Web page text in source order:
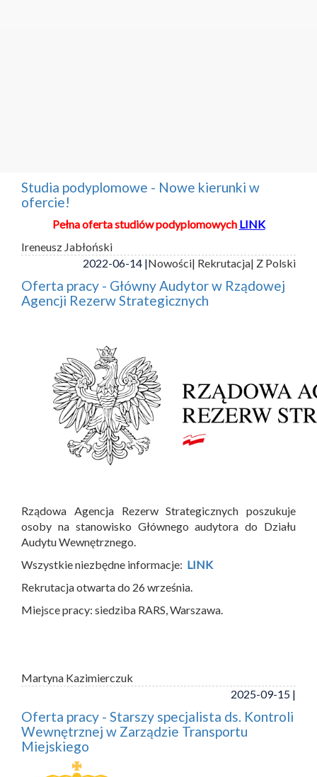
Studia podyplomowe - Nowe kierunki w
ofercie!
Pełna oferta studiów podyplomowych LINK
Ireneusz Jabłoński
2022-06-14 |Nowości| Rekrutacja| Z Polski
Oferta pracy - Główny Audytor w Rządowej
Agencji Rezerw Strategicznych
Rządowa Agencja Rezerw Strategicznych poszukuje
osoby na stanowisko Głównego audytora do Działu
Audytu Wewnętrznego.
Wszystkie niezbędne informacje: LINK
Rekrutacja otwarta do 26 września.
Miejsce pracy: siedziba RARS, Warszawa.
Martyna Kazimierczuk
2025-09-15 |
Oferta pracy - Starszy specjalista ds. Kontroli
Wewnętrznej w Zarządzie Transportu
Miejskiego